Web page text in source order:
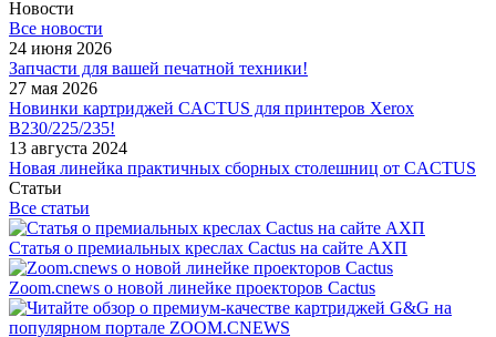
Новости
Все новости
24 июня 2026
Запчасти для вашей печатной техники!
27 мая 2026
Новинки картриджей CACTUS для принтеров Xerox
B230/225/235!
13 августа 2024
Новая линейка практичных сборных столешниц от CACTUS
Статьи
Все статьи
Статья о премиальных креслах Cactus на сайте АХП
Zoom.cnews о новой линейке проекторов Cactus